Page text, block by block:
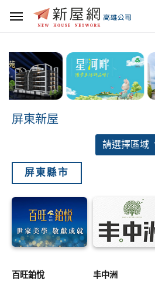
屏東新屋
請選擇區域
屏東縣市
百旺鉑悅 丰中洲